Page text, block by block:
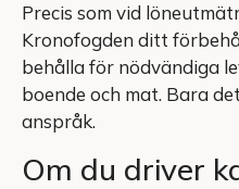
Precis som vid
Kronofogden ditt
behålla för nödvändiga
boende och mat. Bara
anspråk.
Om du driver